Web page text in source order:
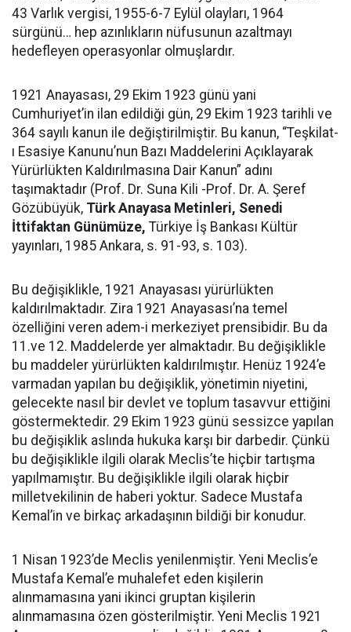
43 Varlık vergisi, 1955-6-7 Eylül olayları, 1964
sürgünü… hep azınlıkların nüfusunun azaltmayı
hedefleyen operasyonlar olmuşlardır.
1921 Anayasası, 29 Ekim 1923 günü yani
Cumhuriyet’in ilan edildiği gün, 29 Ekim 1923 tarihli ve
364 sayılı kanun ile değiştirilmiştir. Bu kanun, “Teşkilat-
ı Esasiye Kanunu’nun Bazı Maddelerini Açıklayarak
Yürürlükten Kaldırılmasına Dair Kanun” adını
taşımaktadır (Prof. Dr. Suna Kili -Prof. Dr. A. Şeref
Gözübüyük, Türk Anayasa Metinleri, Senedi
İttifaktan Günümüze, Türkiye İş Bankası Kültür
yayınları, 1985 Ankara, s. 91-93, s. 103).
Bu değişiklikle, 1921 Anayasası yürürlükten
kaldırılmaktadır. Zira 1921 Anayasası’na temel
özelliğini veren adem-i merkeziyet prensibidir. Bu da
11.ve 12. Maddelerde yer almaktadır. Bu değişiklikle
bu maddeler yürürlükten kaldırılmıştır. Henüz 1924’e
varmadan yapılan bu değişiklik, yönetimin niyetini,
gelecekte nasıl bir devlet ve toplum tasavvur ettiğini
göstermektedir. 29 Ekim 1923 günü sessizce yapılan
bu değişiklik aslında hukuka karşı bir darbedir. Çünkü
bu değişiklikle ilgili olarak Meclis’te hiçbir tartışma
yapılmamıştır. Bu değişiklikle ilgili olarak hiçbir
milletvekilinin de haberi yoktur. Sadece Mustafa
Kemal’in ve birkaç arkadaşının bildiği bir konudur.
1 Nisan 1923’de Meclis yenilenmiştir. Yeni Meclis’e
Mustafa Kemal’e muhalefet eden kişilerin
alınmamasına yani ikinci gruptan kişilerin
alınmamasına özen gösterilmiştir. Yeni Meclis 1921